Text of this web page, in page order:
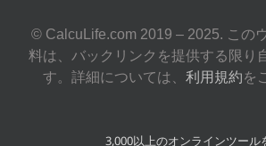
© CalcuLife.com 2019 – 2025. この
料は、バックリンクを提供する限り
す。詳細については、 利用規約を
3,000以上のオンラインツール